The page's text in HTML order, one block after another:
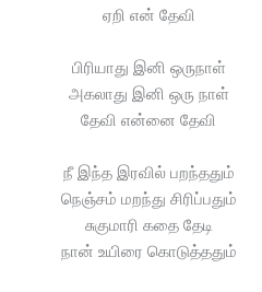
ஏறி என் தேவி
பிரியாது இனி ஒருநாள்
அகலாது இனி ஒரு நாள்
தேவி என்னை தேவி
நீ இந்த இரவில் பறந்ததும்
நெஞ்சம் மறந்து சிரிப்பதும்
சுகுமாரி கதை தேடி
நான் உயிரை கொடுத்ததும்